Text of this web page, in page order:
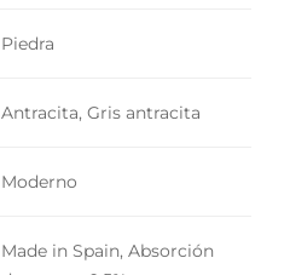
Piedra
Antracita, Gris antracita
Moderno
Made in Spain, Absorción